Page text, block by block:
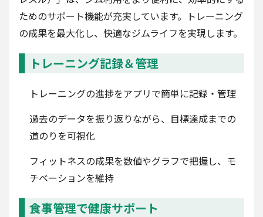
ためのサポート機能が充実しています。トレーニング
の成果を最大化し、快適なジムライフを実現します。
トレーニング記録＆管理
トレーニングの進捗をアプリで簡単に記録・管理
過去のデータを振り返りながら、目標達成までの
道のりを可視化
フィットネスの成果を数値やグラフで把握し、モ
チベーションを維持
食事管理で健康サポート